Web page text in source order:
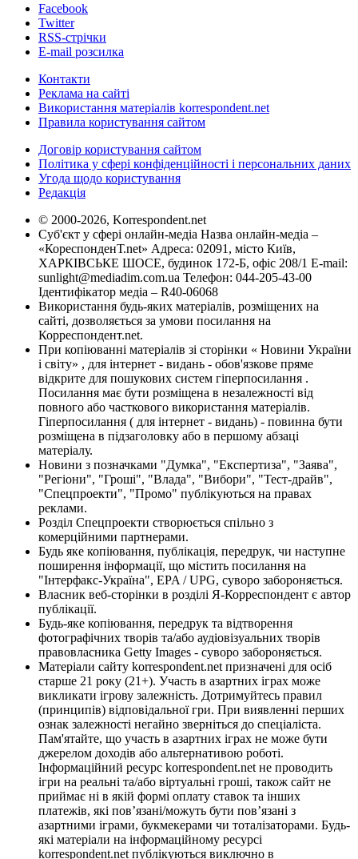
Facebook
Twitter
RSS-стрічки
E-mail розсилка
Контакти
Реклама на сайті
Використання матеріалів korrespondent.net
Правила користування сайтом
Договір користування сайтом
Політика у сфері конфіденційності і персональних даних
Угода щодо користування
Редакція
© 2000-2026, Korrespondent.net
Суб'єкт у сфері онлайн-медіа Назва онлайн-медіа –
«КореспонденТ.net» Адреса: 02091, місто Київ,
ХАРКІВСЬКЕ ШОСЕ, будинок 172-Б, офіс 208/1 E-mail:
sunlight@mediadim.com.ua Телефон: 044-205-43-00
Ідентифікатор медіа – R40-06068
Використання будь-яких матеріалів, розміщених на
сайті, дозволяється за умови посилання на
Корреспондент.net.
При копіюванні матеріалів зі сторінки « Новини України
і світу» , для інтернет - видань - обов'язкове пряме
відкрите для пошукових систем гіперпосилання .
Посилання має бути розміщена в незалежності від
повного або часткового використання матеріалів.
Гіперпосилання ( для інтернет - видань) - повинна бути
розміщена в підзаголовку або в першому абзаці
матеріалу.
Новини з позначками "Думка", "Експертиза", "Заява",
"Регіони", "Гроші", "Влада", "Вибори", "Тест-драйв",
"Спецпроекти", "Промо" публікуються на правах
реклами.
Розділ Спецпроекти створюється спільно з
комерційними партнерами.
Будь яке копіювання, публікація, передрук, чи наступне
поширення інформації, що містить посилання на
"Інтерфакс-Україна", EPA / UPG, суворо забороняється.
Власник веб-сторінки в розділі Я-Корреспондент є автор
публікації.
Будь-яке копіювання, передрук та відтворення
фотографічних творів та/або аудіовізуальних творів
правовласника Getty Images - суворо забороняється.
Матеріали сайту korrespondent.net призначені для осіб
старше 21 року (21+). Участь в азартних іграх може
викликати ігрову залежність. Дотримуйтесь правил
(принципів) відповідальної гри. При виявленні перших
ознак залежності негайно зверніться до спеціаліста.
Пам'ятайте, що участь в азартних іграх не може бути
джерелом доходів або альтернативою роботі.
Інформаційний ресурс korrespondent.net не проводить
ігри на реальні та/або віртуальні гроші, також сайт не
приймає ні в якій формі оплату ставок та інших
платежів, які пов’язані/можуть бути пов’язані з
азартними іграми, букмекерами чи тоталізаторами. Будь-
які матеріали на інформаційному ресурсі
korrespondent.net публікуються виключно в